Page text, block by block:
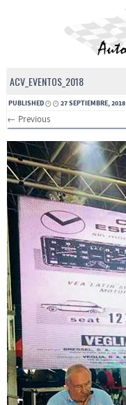
ACV_EVENTOS_2018
PUBLISHED 27 SEPTIEMBRE, 2018
← Previous